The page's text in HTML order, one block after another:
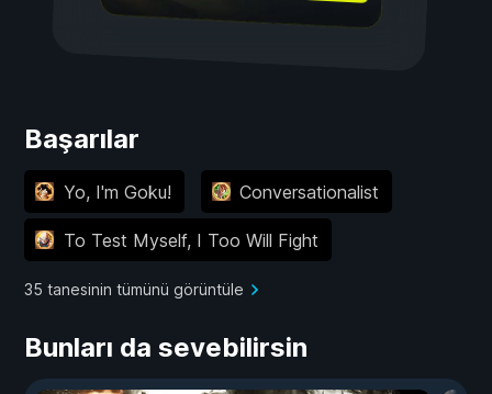
Başarılar
Yo, I'm Goku! Conversationalist
To Test Myself, I Too Will Fight
35 tanesinin tümünü görüntüle
Bunları da sevebilirsin